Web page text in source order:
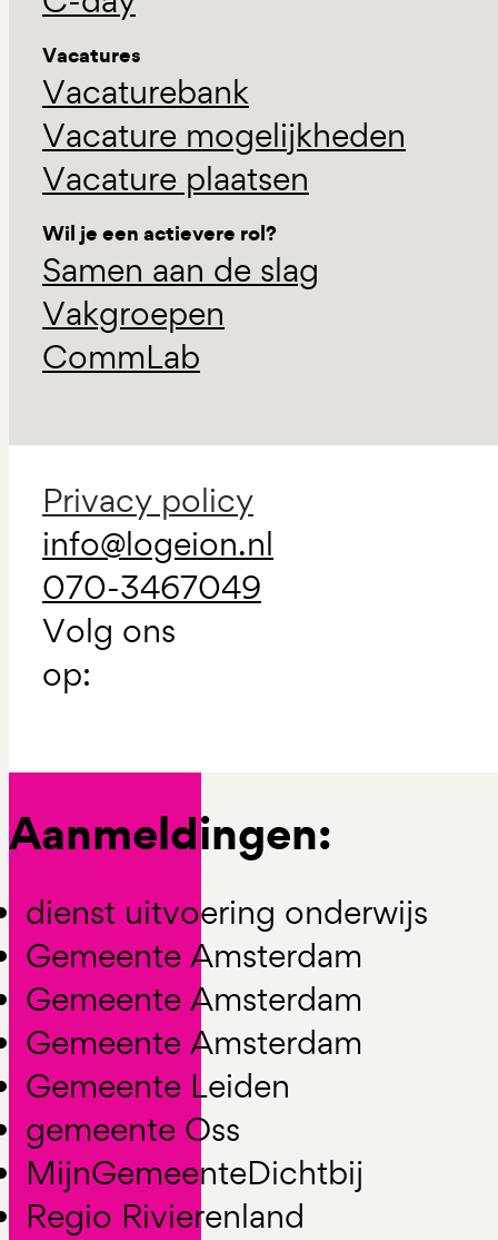
Vacatures
Vacaturebank
Vacature mogelijkheden
Vacature plaatsen
Wil je een actievere rol?
Samen aan de slag
Vakgroepen
CommLab
Privacy policy
info@logeion.nl
070-3467049
Volg ons
op:
Aanmeldingen:
dienst uitvoering onderwijs
Gemeente Amsterdam
Gemeente Amsterdam
Gemeente Amsterdam
Gemeente Leiden
gemeente Oss
MijnGemeenteDichtbij
Regio Rivierenland